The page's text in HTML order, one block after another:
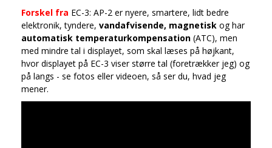
Forskel fra EC-3: AP-2 er nyere, smartere, lidt bedre
elektronik, tyndere, vandafvisende, magnetisk og har
automatisk temperaturkompensation (ATC), men
med mindre tal i displayet, som skal læses på højkant,
hvor displayet på EC-3 viser større tal (foretrækker jeg) og
på langs - se fotos eller videoen, så ser du, hvad jeg
mener.